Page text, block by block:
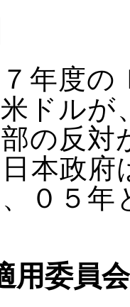
年度
ドルが
の反
本政府
０５年
用委員